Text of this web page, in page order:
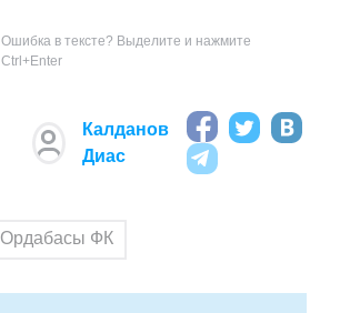
Ошибка в тексте? Выделите и нажмите
Ctrl+Enter
Калданов
Диас
Ордабасы ФК